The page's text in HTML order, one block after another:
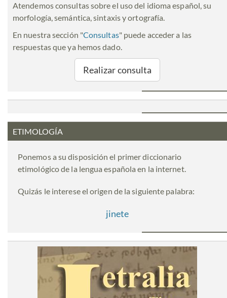
Atendemos consultas sobre el uso del idioma español, su
morfología, semántica, sintaxis y ortografía.
En nuestra sección "Consultas" puede acceder a las
respuestas que ya hemos dado.
Realizar consulta
ETIMOLOGÍA
Ponemos a su disposición el primer diccionario
etimológico de la lengua española en la internet.
Quizás le interese el origen de la siguiente palabra:
jinete